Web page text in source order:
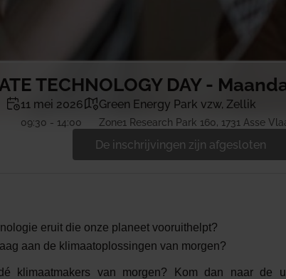
TECHNOLOGY DAY -
11 mei 2026
09:30 - 14:00
Green Energy Park vzw, Zellik
Zone1 Research Park 160, 1731 Asse
De inschrijvingen zijn afgesloten
eruit die onze planeet vooruithelpt?
aan de klimaatoplossingen van morgen?
klimaatmakers van morgen? Kom dan naar de